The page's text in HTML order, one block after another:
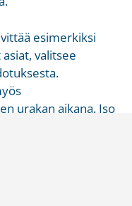
esimerkiksi
valitsee
urakan aikana. Iso